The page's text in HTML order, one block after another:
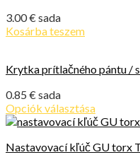
3.00€sada
Kosárba teszem
Krytka prítlačného pántu /
0.85 €sada
Opciók választása
Nastavovací kľúč GU torx